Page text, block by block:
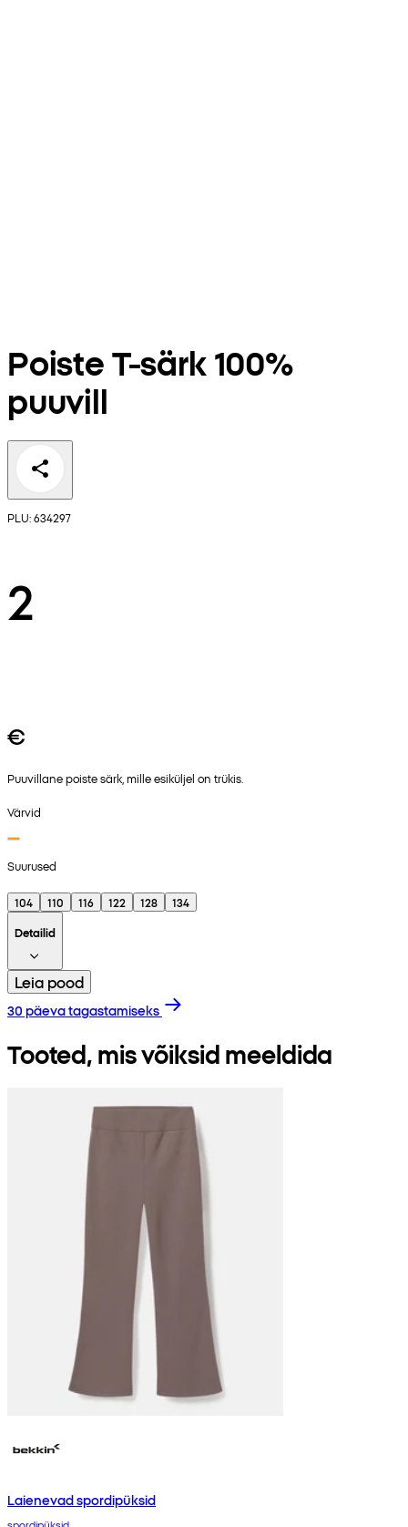
Poiste T-särk 100%
puuvill
PLU: 634297
2
€
Puuvillane poiste särk, mille esiküljel on trükis.
Värvid
Suurused
104 110 116 122 128
134
Detailid
Leia pood
30 päeva tagastamiseks
Tooted, mis võiksid meeldida
Laienevad spordipüksid